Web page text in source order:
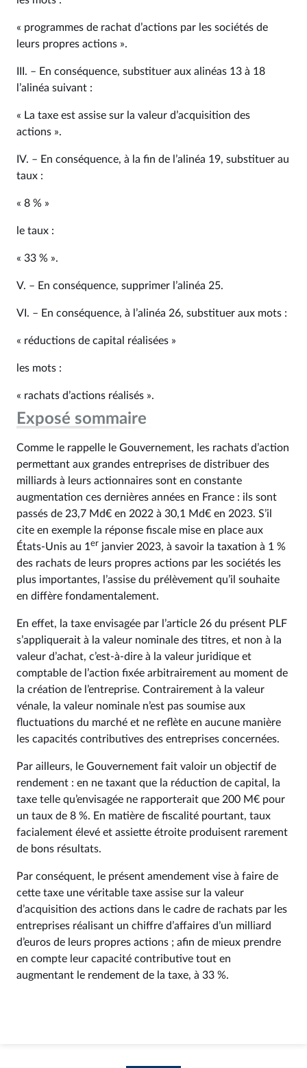
« programmes de rachat d’actions par les sociétés de
leurs propres actions ».
III. – En conséquence, substituer aux alinéas 13 à 18
l’alinéa suivant :
« La taxe est assise sur la valeur d’acquisition des
actions ».
IV. – En conséquence, à la fin de l’alinéa 19, substituer au
taux :
« 8 % »
le taux :
« 33 % ».
V. – En conséquence, supprimer l’alinéa 25.
VI. – En conséquence, à l’alinéa 26, substituer aux mots :
« réductions de capital réalisées »
les mots :
« rachats d’actions réalisés ».
Exposé sommaire
Comme le rappelle le Gouvernement, les rachats d’action
permettant aux grandes entreprises de distribuer des
milliards à leurs actionnaires sont en constante
augmentation ces dernières années en France : ils sont
passés de 23,7 Md€ en 2022 à 30,1 Md€ en 2023. S’il
cite en exemple la réponse fiscale mise en place aux
États-Unis au 1 er janvier 2023, à savoir la taxation à 1 %
des rachats de leurs propres actions par les sociétés les
plus importantes, l’assise du prélèvement qu’il souhaite
en diffère fondamentalement.
En effet, la taxe envisagée par l’article 26 du présent PLF
s’appliquerait à la valeur nominale des titres, et non à la
valeur d’achat, c’est-à-dire à la valeur juridique et
comptable de l’action fixée arbitrairement au moment de
la création de l’entreprise. Contrairement à la valeur
vénale, la valeur nominale n’est pas soumise aux
fluctuations du marché et ne reflète en aucune manière
les capacités contributives des entreprises concernées.
Par ailleurs, le Gouvernement fait valoir un objectif de
rendement : en ne taxant que la réduction de capital, la
taxe telle qu’envisagée ne rapporterait que 200 M€ pour
un taux de 8 %. En matière de fiscalité pourtant, taux
facialement élevé et assiette étroite produisent rarement
de bons résultats.
Par conséquent, le présent amendement vise à faire de
cette taxe une véritable taxe assise sur la valeur
d’acquisition des actions dans le cadre de rachats par les
entreprises réalisant un chiffre d’affaires d’un milliard
d’euros de leurs propres actions ; afin de mieux prendre
en compte leur capacité contributive tout en
augmentant le rendement de la taxe, à 33 %.